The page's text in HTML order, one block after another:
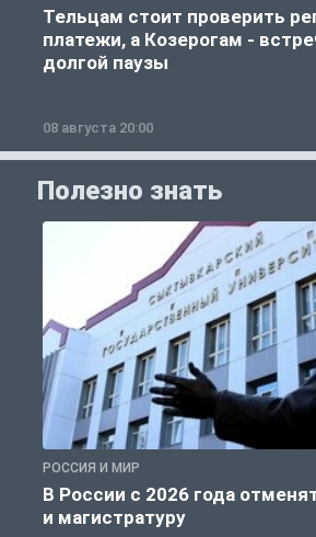
Тельцам стоит проверить
платежи, а Козерогам -
долгой паузы
08 августа 20:00
Полезно знать
РОССИЯ И МИР
В России с 2026 года
и магистратуру